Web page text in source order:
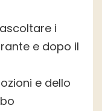
i
e dopo il
e dello